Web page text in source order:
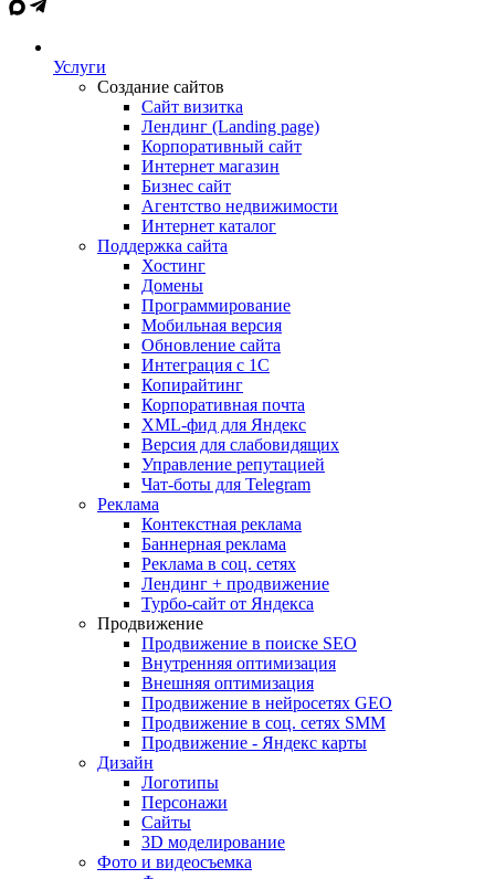
Услуги
Создание сайтов
Сайт визитка
Лендинг (Landing page)
Корпоративный сайт
Интернет магазин
Бизнес сайт
Агентство недвижимости
Интернет каталог
Поддержка сайта
Хостинг
Домены
Программирование
Мобильная версия
Обновление сайта
Интеграция с 1С
Копирайтинг
Корпоративная почта
XML-фид для Яндекс
Версия для слабовидящих
Управление репутацией
Чат-боты для Telegram
Реклама
Контекстная реклама
Баннерная реклама
Реклама в соц. сетях
Лендинг + продвижение
Турбо-сайт от Яндекса
Продвижение
Продвижение в поиске SEO
Внутренняя оптимизация
Внешняя оптимизация
Продвижение в нейросетях GEO
Продвижение в соц. сетях SMM
Продвижение - Яндекс карты
Дизайн
Логотипы
Персонажи
Сайты
3D моделирование
Фото и видеосъемка